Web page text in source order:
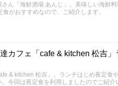
ん「海鮮酒場 あんじ」。美味しい海鮮
がおすすめなので、ご紹介します。
カフェ「cafe & kitchen 松吉」
& kitchen 松吉」。ランチはじめ夜定食
今回は夜定食を利用しましたのでご紹介